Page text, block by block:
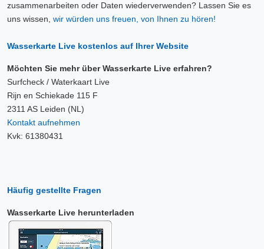
zusammenarbeiten oder Daten wiederverwenden? Lassen Sie es
uns wissen, wir würden uns freuen, von Ihnen zu hören!
Wasserkarte Live kostenlos auf Ihrer Website
Möchten Sie mehr über Wasserkarte Live erfahren?
Surfcheck / Waterkaart Live
Rijn en Schiekade 115 F
2311 AS Leiden (NL)
Kontakt aufnehmen
Kvk: 61380431
Häufig gestellte Fragen
Wasserkarte Live herunterladen